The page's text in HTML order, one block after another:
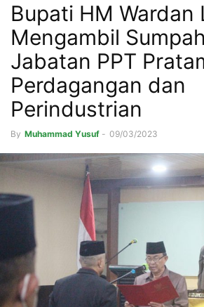
Bupati HM Wardan
Mengambil
Jabatan PPT
Perdagangan dan
Perindustrian
By Muhammad Yusuf - 09/03/2023